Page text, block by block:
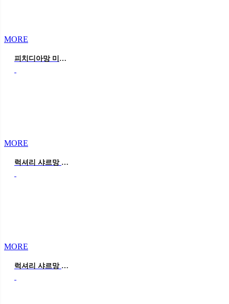
MORE
피치디아망 미니 포토존&포토테이블
MORE
럭셔리 샤르망 블루
MORE
럭셔리 샤르망 핑크